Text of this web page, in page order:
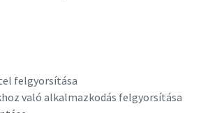
felgyorsítása
való alkalmazkodás felgyorsítása